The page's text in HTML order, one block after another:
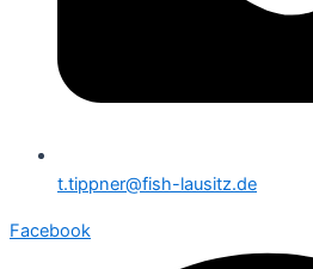
t.tippner@fish-lausitz.de
Facebook